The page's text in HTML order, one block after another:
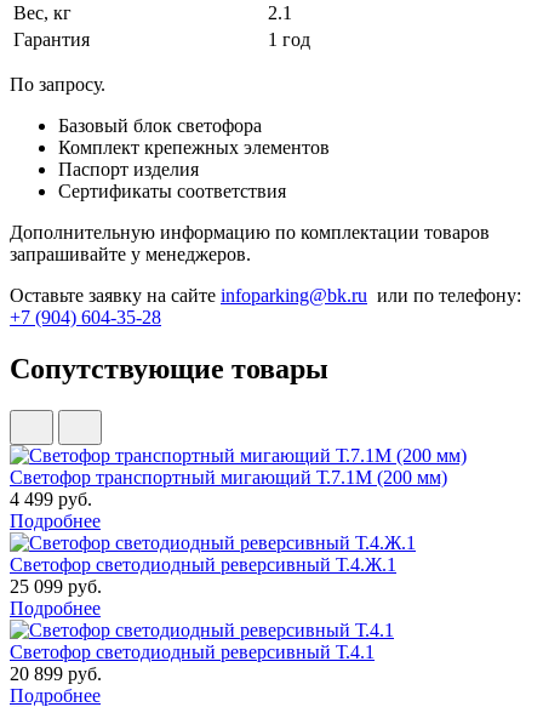
Вес, кг
2.1
Гарантия
1 год
По запросу.
Базовый блок светофора
Комплект крепежных элементов
Паспорт изделия
Сертификаты соответствия
Дополнительную информацию по комплектации товаров
запрашивайте у менеджеров.
Оставьте заявку на сайте infoparking@bk.ru или по телефону:
+7 (904) 604-35-28
Сопутствующие товары
Светофор транспортный мигающий Т.7.1М (200 мм)
4 499 руб.
Подробнее
Светофор светодиодный реверсивный Т.4.Ж.1
25 099 руб.
Подробнее
Светофор светодиодный реверсивный Т.4.1
20 899 руб.
Подробнее